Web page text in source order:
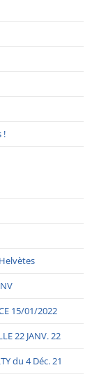
!
15/01/2022
22 JANV. 22
du 4 Déc. 21